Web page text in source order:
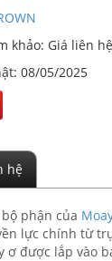
khảo: Giá liên hệ
08/05/2025
hệ
phận của
lực chính từ
ơ được lắp vào